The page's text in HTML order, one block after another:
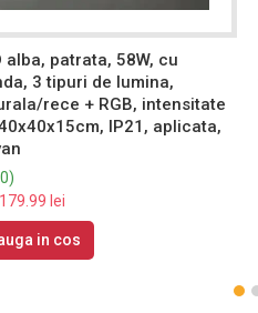
alba, patrata, 58W, cu
3 tipuri de lumina,
rece + RGB, intensitate
IP21, aplicata,
lei
in cos